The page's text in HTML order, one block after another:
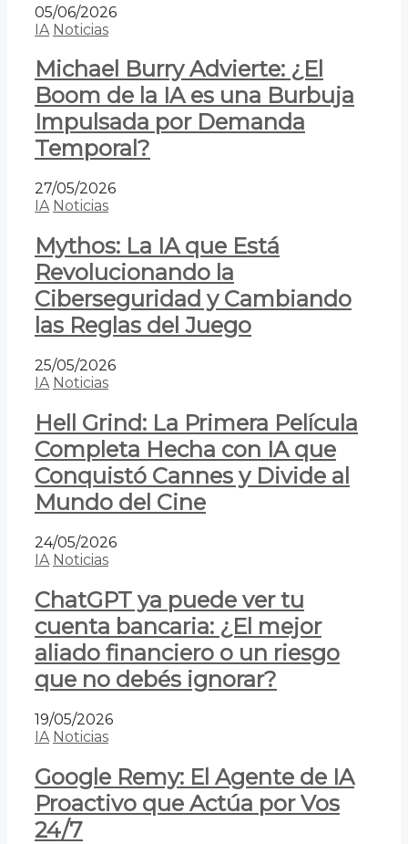
05/06/2026
IA Noticias
Michael Burry Advierte: ¿El
Boom de la IA es una Burbuja
Impulsada por Demanda
Temporal?
27/05/2026
IA Noticias
Mythos: La IA que Está
Revolucionando la
Ciberseguridad y Cambiando
las Reglas del Juego
25/05/2026
IA Noticias
Hell Grind: La Primera Película
Completa Hecha con IA que
Conquistó Cannes y Divide al
Mundo del Cine
24/05/2026
IA Noticias
ChatGPT ya puede ver tu
cuenta bancaria: ¿El mejor
aliado financiero o un riesgo
que no debés ignorar?
19/05/2026
IA Noticias
Google Remy: El Agente de IA
Proactivo que Actúa por Vos
24/7